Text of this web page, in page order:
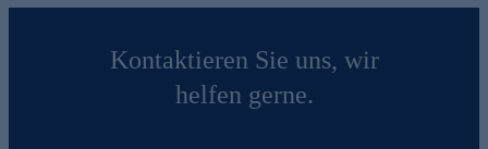
Kontaktieren Sie uns, wir
helfen gerne.